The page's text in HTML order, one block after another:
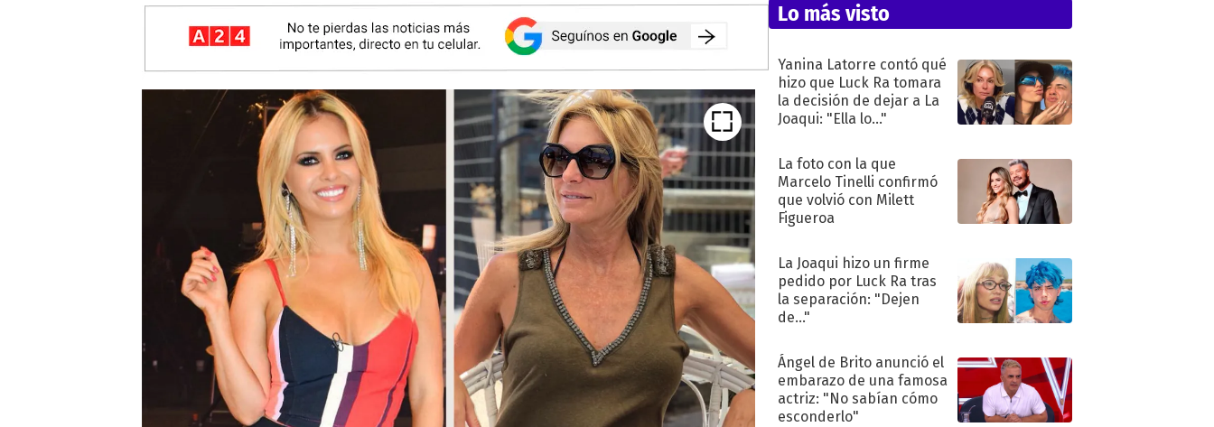
Lo más visto
Yanina Latorre contó qué
hizo que Luck Ra tomara
la decisión de dejar a La
Joaqui: "Ella lo..."
La foto con la que
Marcelo Tinelli confirmó
que volvió con Milett
Figueroa
La Joaqui hizo un firme
pedido por Luck Ra tras
la separación: "Dejen
de..."
Ángel de Brito anunció el
embarazo de una famosa
actriz: "No sabían cómo
esconderlo"